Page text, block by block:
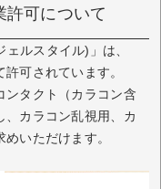
許可について
ルスタイル)」は、
可されています。
ンタクト（カラコン含
、カラコン乱視用、カ
いただけます。